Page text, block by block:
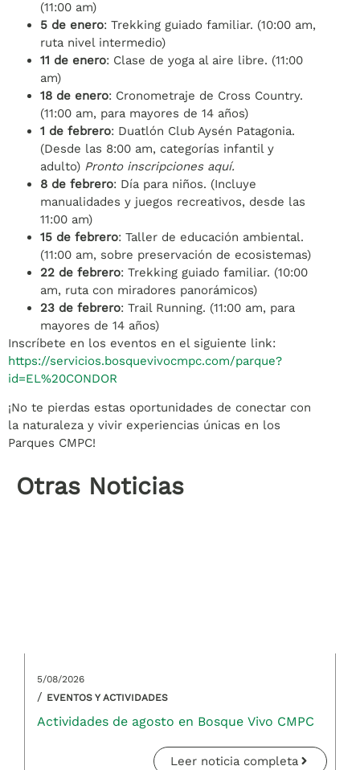
(11:00 am)
5 de enero: Trekking guiado familiar. (10:00 am,
ruta nivel intermedio)
11 de enero: Clase de yoga al aire libre. (11:00
am)
18 de enero: Cronometraje de Cross Country.
(11:00 am, para mayores de 14 años)
1 de febrero: Duatlón Club Aysén Patagonia.
(Desde las 8:00 am, categorías infantil y
adulto) Pronto inscripciones aquí.
8 de febrero: Día para niños. (Incluye
manualidades y juegos recreativos, desde las
11:00 am)
15 de febrero: Taller de educación ambiental.
(11:00 am, sobre preservación de ecosistemas)
22 de febrero: Trekking guiado familiar. (10:00
am, ruta con miradores panorámicos)
23 de febrero: Trail Running. (11:00 am, para
mayores de 14 años)
Inscríbete en los eventos en el siguiente link:
https://servicios.bosquevivocmpc.com/parque?
id=EL%20CONDOR
¡No te pierdas estas oportunidades de conectar con
la naturaleza y vivir experiencias únicas en los
Parques CMPC!
Otras Noticias
5/08/2026
/ EVENTOS Y ACTIVIDADES
Actividades de agosto en Bosque Vivo CMPC
Leer noticia completa